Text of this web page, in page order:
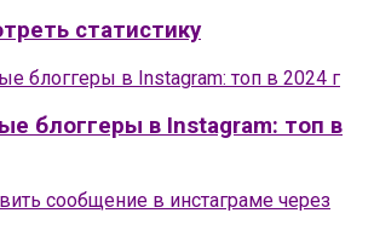
статистику
блоггеры в Instagram: топ в